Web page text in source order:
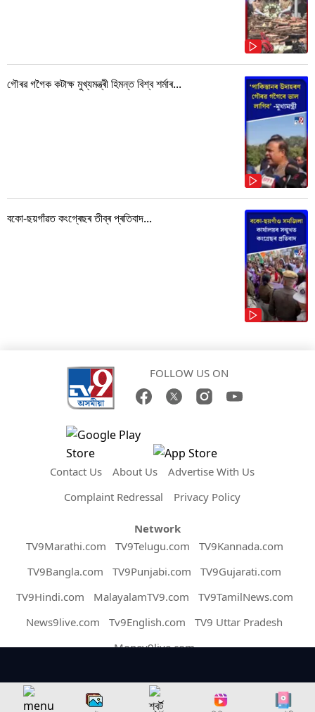
গৌৰৱ গগৈক কটাক্ষ মুখ্যমন্ত্ৰী হিমন্ত বিশ্ব শৰ্মাৰ...
বকো-ছয়গাঁৱত কংগ্ৰেছৰ তীব্ৰ প্ৰতিবাদ...
FOLLOW US ON
Contact Us About Us
Advertise With Us
Complaint Redressal
Privacy Policy
Network
TV9Marathi.com
TV9Telugu.com
TV9Kannada.com
TV9Bangla.com
TV9Punjabi.com
TV9Gujarati.com
TV9Hindi.com
MalayalamTV9.com
TV9TamilNews.com
News9live.com
Tv9English.com
TV9 Uttar Pradesh
Money9live.com